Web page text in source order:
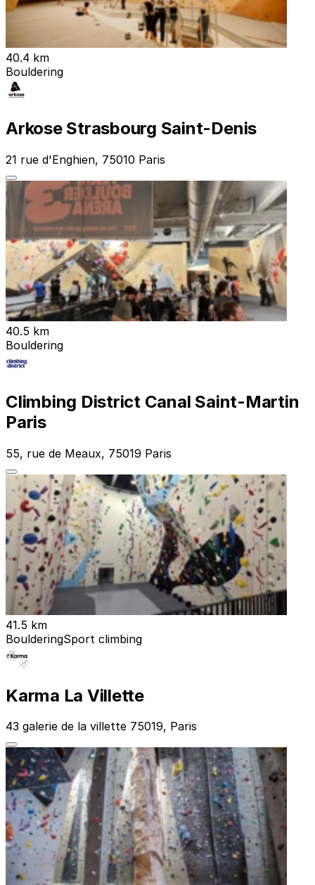
40.4 km
Bouldering
Arkose Strasbourg Saint-Denis
21 rue d'Enghien, 75010 Paris
40.5 km
Bouldering
Climbing District Canal Saint-Martin
Paris
55, rue de Meaux, 75019 Paris
41.5 km
BoulderingSport climbing
Karma La Villette
43 galerie de la villette 75019, Paris